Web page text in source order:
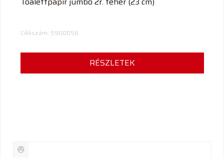
Cikkszám: 5900056
RÉSZLETEK